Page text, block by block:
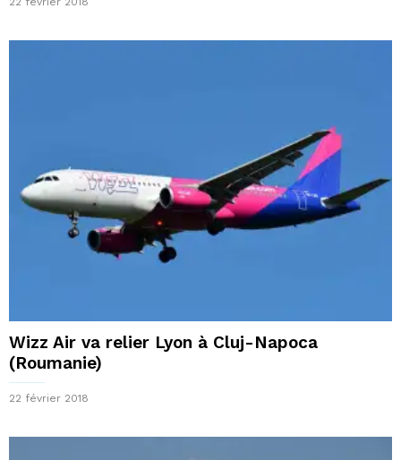
Wizz Air va relier Lyon à Cluj-Napoca
(Roumanie)
22 février 2018